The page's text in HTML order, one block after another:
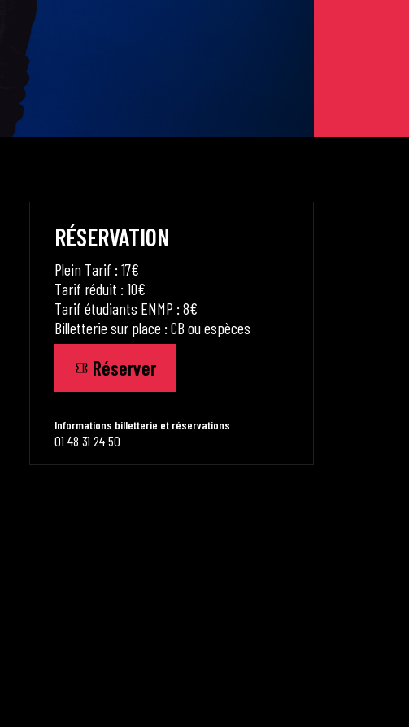
RÉSERVATION
Plein Tarif : 17€
Tarif réduit : 10€
Tarif étudiants ENMP : 8€
Billetterie sur place : CB ou espèces
Réserver
Informations billetterie et réservations
01 48 31 24 50